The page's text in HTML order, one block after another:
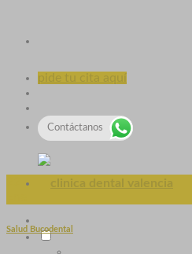
pide tu cita aquí
Contáctanos
Salud Bucodental